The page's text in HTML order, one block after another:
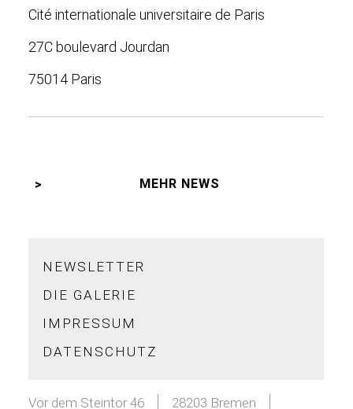
Cité internationale universitaire de Paris
27C boulevard Jourdan
75014 Paris
MEHR NEWS
NEWSLETTER
DIE GALERIE
IMPRESSUM
DATENSCHUTZ
Vor dem Steintor 46 28203 Bremen